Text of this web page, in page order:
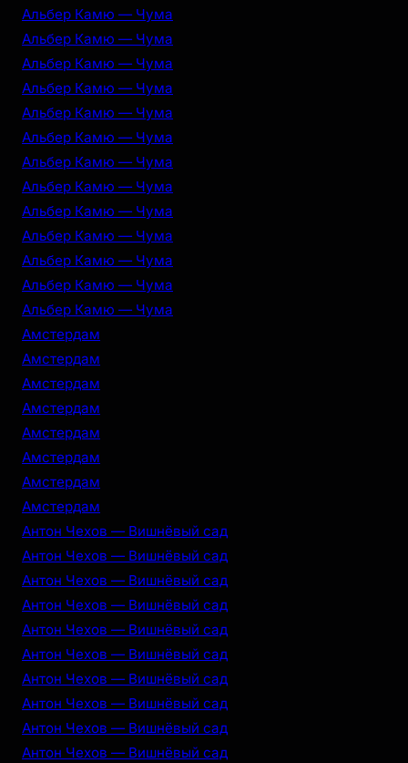
Альбер Камю — Чума
Альбер Камю — Чума
Альбер Камю — Чума
Альбер Камю — Чума
Альбер Камю — Чума
Альбер Камю — Чума
Альбер Камю — Чума
Альбер Камю — Чума
Альбер Камю — Чума
Альбер Камю — Чума
Альбер Камю — Чума
Альбер Камю — Чума
Альбер Камю — Чума
Амстердам
Амстердам
Амстердам
Амстердам
Амстердам
Амстердам
Амстердам
Амстердам
Антон Чехов — Вишнёвый сад
Антон Чехов — Вишнёвый сад
Антон Чехов — Вишнёвый сад
Антон Чехов — Вишнёвый сад
Антон Чехов — Вишнёвый сад
Антон Чехов — Вишнёвый сад
Антон Чехов — Вишнёвый сад
Антон Чехов — Вишнёвый сад
Антон Чехов — Вишнёвый сад
Антон Чехов — Вишнёвый сад